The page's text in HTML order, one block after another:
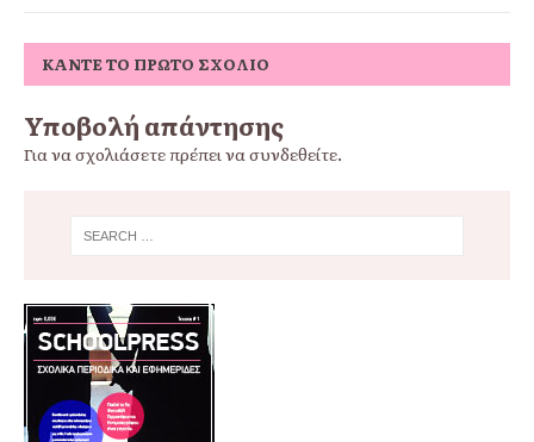
ΚΆΝΤΕ ΤΟ ΠΡΏΤΟ ΣΧΌΛΙΟ
Υποβολή απάντησης
Για να σχολιάσετε πρέπει νασυνδεθείτε.